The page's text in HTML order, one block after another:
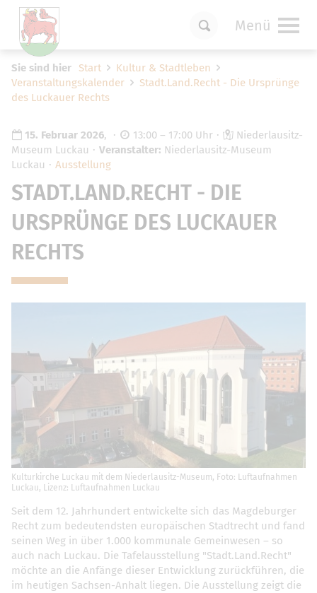
Menü
Sie sind hier Start
Kultur & Stadtleben
Veranstaltungskalender
Stadt.Land.Recht - Die Ursprünge
des Luckauer Rechts
15. Februar 2026, 13:00 – 17:00 Uhr
Niederlausitz-
Museum Luckau
Veranstalter: Niederlausitz-Museum
Luckau
Ausstellung
STADT.LAND.RECHT - DIE
URSPRÜNGE DES LUCKAUER
RECHTS
Kulturkirche Luckau mit dem Niederlausitz-Museum, Foto: Luftaufnahmen
Luckau, Lizenz: Luftaufnahmen Luckau
Seit dem 12. Jahrhundert entwickelte sich das Magdeburger
Recht zum bedeutendsten europäischen Stadtrecht und fand
seinen Weg in über 1.000 kommunale Gemeinwesen – so
auch nach Luckau. Die Tafelausstellung "Stadt.Land.Recht"
möchte an die Anfänge dieser Entwicklung zurückführen, die
im heutigen Sachsen-Anhalt liegen. Die Ausstellung zeigt die
vornehmen zu können wird die Berechtigung
fürfunktionale Cookiesin den Cookie-
Einstellungen benötigt.
Cookie-Einstellungen